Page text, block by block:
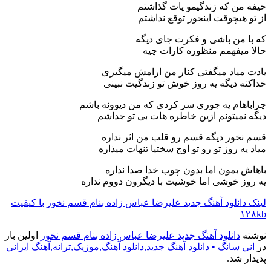
حیفه من که زندگیمو پات گذاشتم
از تو هیچوقت اینجور توقع نداشتم
که با من باشی و فکرت جای دیگه
حالا میفهمم منظوره کارات چیه
یادت میاد میگفتی کنار من ارامش میگیری
خداکنه دیگه یه روز خوش تو زندگیت نبینی
چراباهام یه جوری سر کردی که من دیوونه باشم
دیگه نمیتونم ازین خاطره هات بی تو جداشم
قسم نخور دیگه قسم رو قلب من اثر نداره
میاد یه روز تو رو تو اوج سختیا تنهات میذاره
باهاش بمون اما بدون چوب خدا صدا نداره
یه روز خوشی اما خوشیت با دیگرون دووم نداره
لینک دانلود آهنگ جدید علیرضا عباس زاده بنام قسم نخور با کیفیت
۱۲۸kb
نوشته دانلود آهنگ جدید علیرضا عباس زاده بنام قسم نخور
اولین بار
در
اني سانگ • دانلود آهنگ جديد,دانلود آهنگ,موزيک,ترانه,آهنگ ايراني
پدیدار شد.